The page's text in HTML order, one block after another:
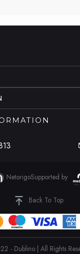
NetorigoSupported by
Back To Top
- Dublino | All Rights